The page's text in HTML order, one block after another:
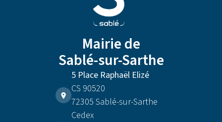
Mairie de
Sablé-sur-Sarthe
5 Place Raphaël Elizé
CS 90520
72305 Sablé-sur-Sarthe
Cedex